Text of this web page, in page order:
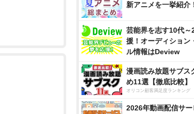
新アニメを一挙紹介
芸能界を志す10代～
援！オーディション
ル情報はDeview
漫画読み放題サブス
め11選【徹底比較】
オリコン顧客満足度ランキング
2026年動画配信サ